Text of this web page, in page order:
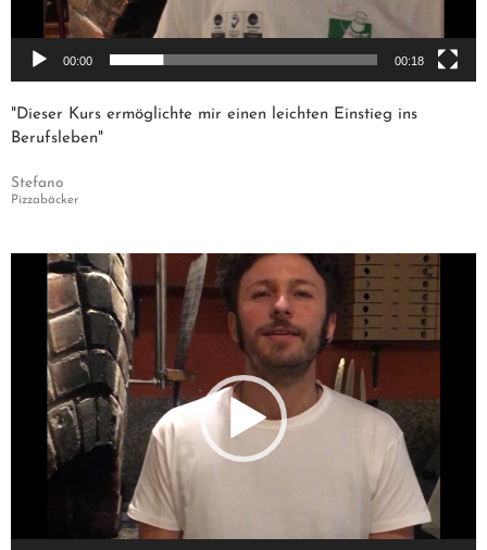
00:00 00:18
"Dieser Kurs ermöglichte mir einen leichten Einstieg ins
Berufsleben"
Stefano
Pizzabäcker
Video-
Player